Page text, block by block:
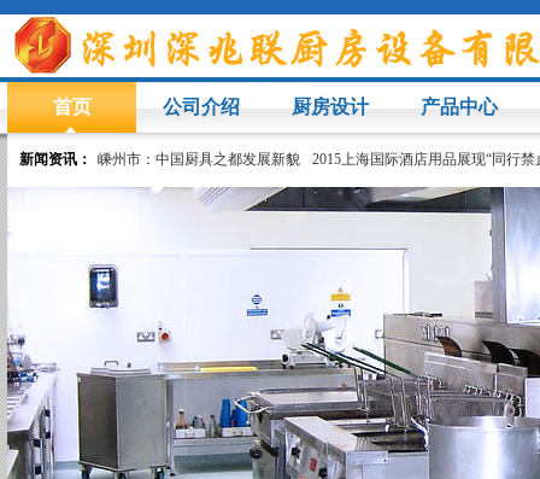
首页 公司介绍 厨房设计 产品中心
新闻资讯： 嵊州市：中国厨具之都发展新貌 2015上海国际酒店用品展现“同行禁